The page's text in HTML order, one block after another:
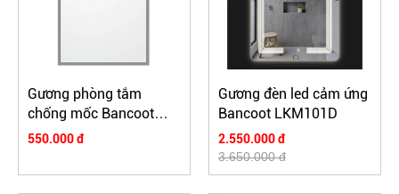
Gương phòng tắm
chống mốc Bancoot
BC125
550.000 đ
Gương đèn led cảm ứng
Bancoot LKM101D
2.550.000 đ
3.650.000 đ